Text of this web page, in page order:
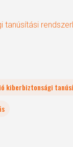
tanúsítási
kiberbiztonsági